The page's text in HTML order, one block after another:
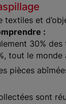
textiles et
:
30%
tout le monde
pièces
sont